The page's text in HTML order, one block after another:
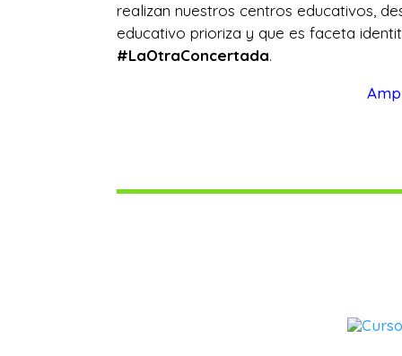
realizan nuestros centros educativos,
educativo prioriza y que es faceta
#LaOtraConcertada.